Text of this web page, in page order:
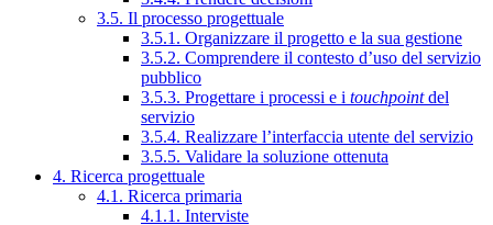
3.5. Il processo progettuale
3.5.1. Organizzare il progetto e la sua gestione
3.5.2. Comprendere il contesto d’uso del servizio
pubblico
3.5.3. Progettare i processi e i touchpointdel
servizio
3.5.4. Realizzare l’interfaccia utente del servizio
3.5.5. Validare la soluzione ottenuta
4. Ricerca progettuale
4.1. Ricerca primaria
4.1.1. Interviste